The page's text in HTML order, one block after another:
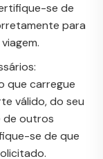
se de
para
que carregue
válido, do seu
de outros
se de que